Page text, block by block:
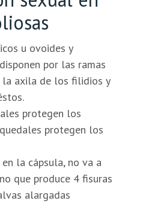
u ovoides y
por las ramas
la axila de los filidios y
protegen los
protegen los
la cápsula, no va a
que produce 4 fisuras
alargadas